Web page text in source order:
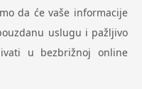
da će vaše informacije
uslugu i pažljivo
u bezbrižnoj online